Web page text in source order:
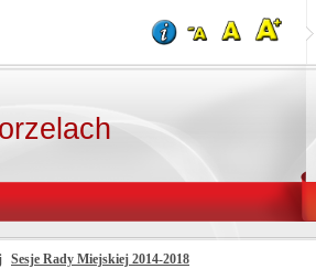
Sesje Rady Miejskiej 2014-2018